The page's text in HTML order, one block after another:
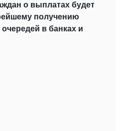
о выплатах будет
получению
в банках и